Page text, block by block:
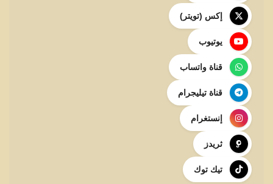
إكس (تويتر)
يوتيوب
قناة واتساب
قناة تيليجرام
إنستغرام
ثريدز
تيك توك